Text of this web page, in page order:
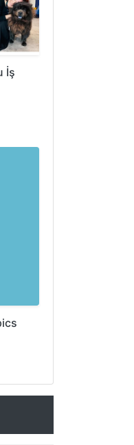
İş